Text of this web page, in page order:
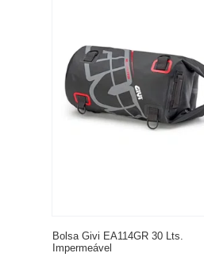
Bolsa Givi EA114GR 30 Lts.
Impermeável